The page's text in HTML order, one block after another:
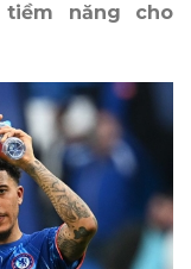
năng cho